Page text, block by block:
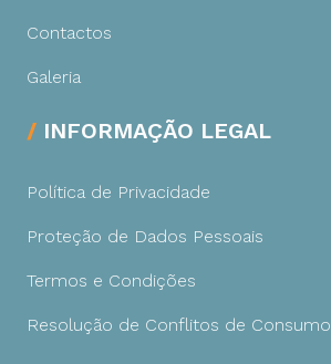
Contactos
Galeria
INFORMAÇÃO LEGAL
Política de Privacidade
Proteção de Dados Pessoais
Termos e Condições
Resolução de Conflitos de Consumo